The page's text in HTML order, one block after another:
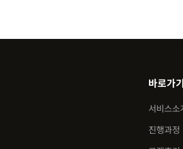
바로가기
서비스소
진행과정